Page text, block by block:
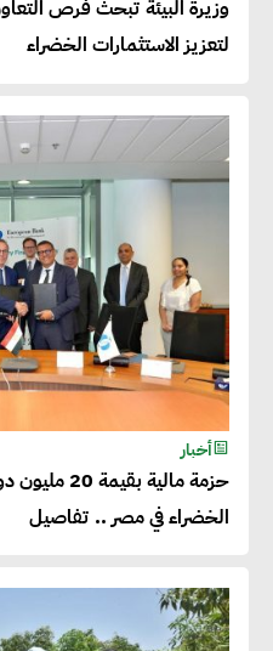
وزيرة البيئة تبحث فرص
لتعزيز الاستثمارات الخضراء
أخبار
حزمة مالية
الخضراء في مصر .. تفاصيل